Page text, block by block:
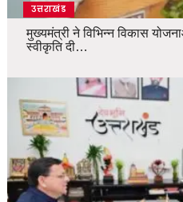
उत्तराखंड
मुख्यमंत्री ने विभिन्न विकास
स्वीकृति दी…